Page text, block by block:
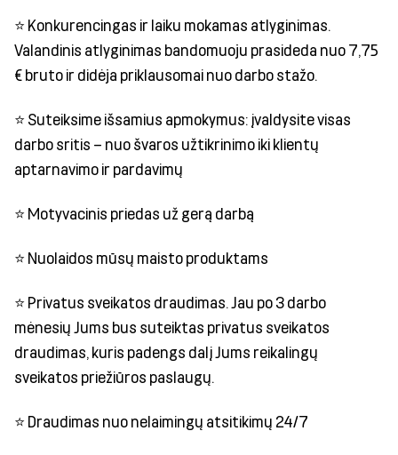
⭐ Konkurencingas ir laiku mokamas atlyginimas.
Valandinis atlyginimas bandomuoju prasideda nuo 7,75
€ bruto ir didėja priklausomai nuo darbo stažo.
⭐ Suteiksime išsamius apmokymus: įvaldysite visas
darbo sritis – nuo švaros užtikrinimo iki klientų
aptarnavimo ir pardavimų
⭐ Motyvacinis priedas už gerą darbą
⭐ Nuolaidos mūsų maisto produktams
⭐ Privatus sveikatos draudimas. Jau po 3 darbo
mėnesių Jums bus suteiktas privatus sveikatos
draudimas, kuris padengs dalį Jums reikalingų
sveikatos priežiūros paslaugų.
⭐ Draudimas nuo nelaimingų atsitikimų 24/7